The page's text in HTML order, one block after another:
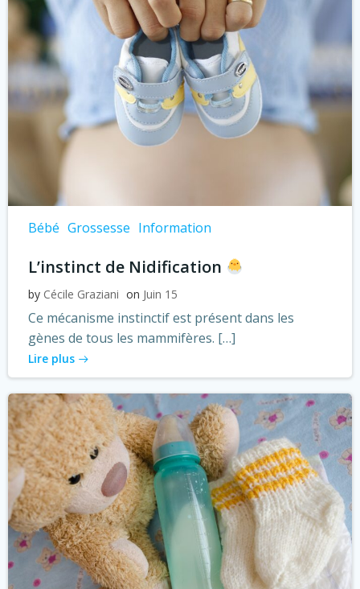
Bébé Grossesse Information
L’instinct de Nidification
by Cécile Graziani on Juin 15
Ce mécanisme instinctif est présent dans les
gènes de tous les mammifères. […]
Lire plus